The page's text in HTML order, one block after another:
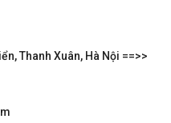
Thanh Xuân, Hà Nội ==>>